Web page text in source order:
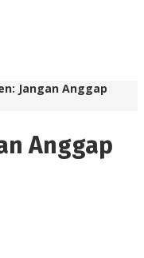
Jangan Anggap
Anggap